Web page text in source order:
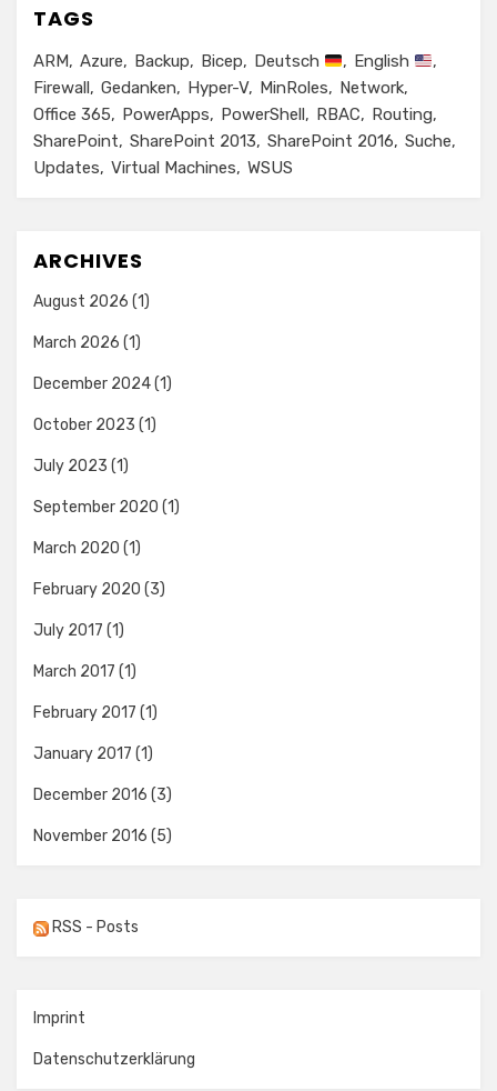
TAGS
ARM Azure Backup Bicep Deutsch
English
Firewall
Gedanken Hyper-V MinRoles
Network
Office 365
PowerApps PowerShell RBAC
Routing
SharePoint
SharePoint 2013 SharePoint 2016
Suche
Updates
Virtual Machines WSUS
ARCHIVES
August 2026 (1)
March 2026 (1)
December 2024(1)
October 2023 (1)
July 2023 (1)
September 2020 (1)
March 2020 (1)
February 2020 (3)
July 2017 (1)
March 2017 (1)
February 2017 (1)
January 2017 (1)
December 2016 (3)
November 2016 (5)
RSS - Posts
Imprint
Datenschutzerklärung